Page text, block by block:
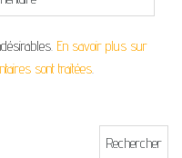
En savoir plus sur
sont traitées.